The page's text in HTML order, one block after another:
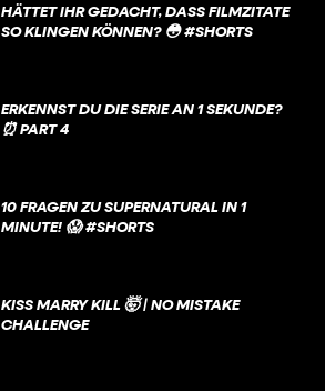
HÄTTET IHR GEDACHT, DASS FILMZITATE
SO KLINGEN KÖNNEN? 😳 #SHORTS
ERKENNST DU DIE SERIE AN 1 SEKUNDE?
⏰ PART 4
10 FRAGEN ZU SUPERNATURAL IN 1
MINUTE! 😱 #SHORTS
KISS MARRY KILL 🤯 | NO MISTAKE
CHALLENGE